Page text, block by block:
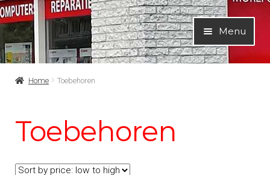
Ga
door
naar
navigatie
Ga
naar
de
inhoud
Menu
Home Toebehoren
Toebehoren